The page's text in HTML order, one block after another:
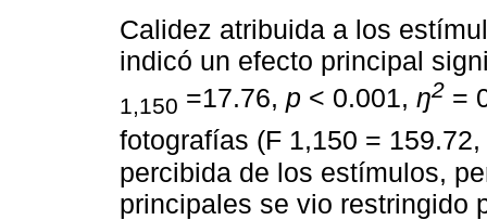
Calidez atribuida a los
indicó un efecto principal
1,150 =17.76, p < 0.001, ŋ2 =
fotografías (F 1,150 = 159.72,
percibida de los estímulos,
principales se vio restringido